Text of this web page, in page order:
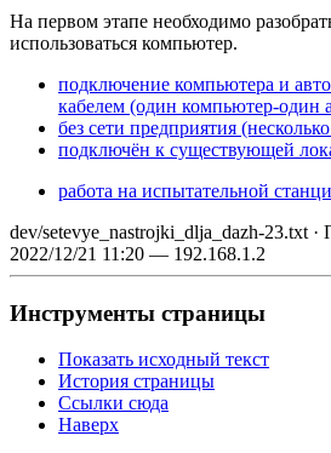
На первом этапе необходимо
использоваться компьютер.
подключение компьютера и
кабелем (один компьютер-один
без сети предприятия
подключён к существующей
работа на испытательной
dev/setevye_nastrojki_dlja_dazh-23.txt ·
2022/12/21 11:20 — 192.168.1.2
Инструменты страницы
Показать исходный текст
История страницы
Ссылки сюда
Наверх